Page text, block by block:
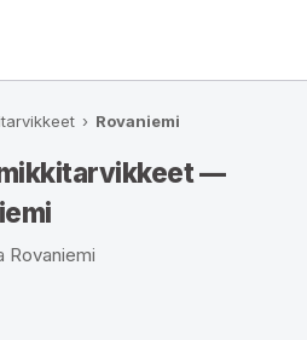
› Rovaniemi
—
Rovaniemi